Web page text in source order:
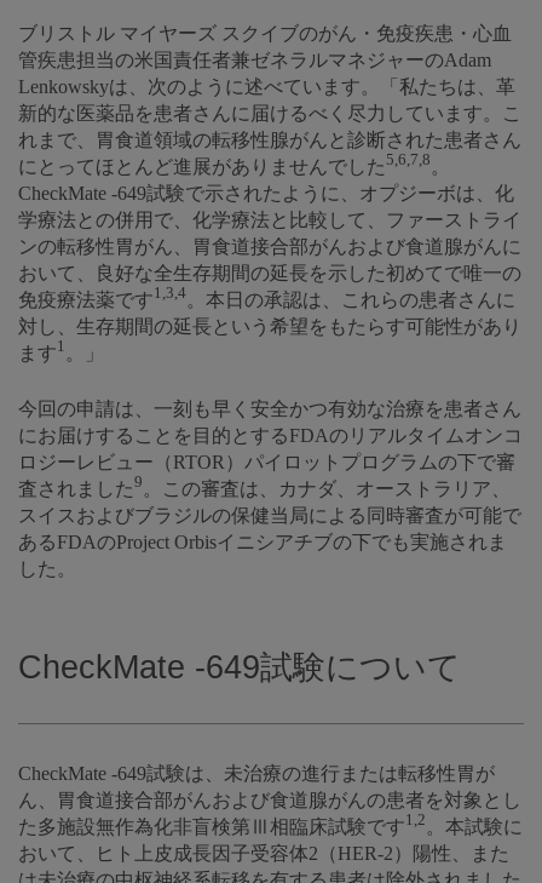
ブリストル マイヤーズ スクイブのがん・免疫疾患・心血
管疾患担当の米国責任者兼ゼネラルマネジャーのAdam
Lenkowskyは、次のように述べています。「私たちは、革
新的な医薬品を患者さんに届けるべく尽力しています。こ
れまで、胃食道領域の転移性腺がんと診断された患者さん
にとってほとんど進展がありませんでした 5,6,7,8 。
CheckMate -649試験で示されたように、オプジーボは、化
学療法との併用で、化学療法と比較して、ファーストライ
ンの転移性胃がん、胃食道接合部がんおよび食道腺がんに
おいて、良好な全生存期間の延長を示した初めてで唯一の
免疫療法薬です1,3,4。本日の承認は、これらの患者さんに
対し、生存期間の延長という希望をもたらす可能性があり
ます1 。」
今回の申請は、一刻も早く安全かつ有効な治療を患者さん
にお届けすることを目的とするFDAのリアルタイムオンコ
ロジーレビュー（RTOR）パイロットプログラムの下で審
査されました9 。この審査は、カナダ、オーストラリア、
スイスおよびブラジルの保健当局による同時審査が可能で
あるFDAのProject Orbisイニシアチブの下でも実施されま
した。
CheckMate -649試験について
CheckMate -649試験は、未治療の進行または転移性胃が
ん、胃食道接合部がんおよび食道腺がんの患者を対象とし
た多施設無作為化非盲検第Ⅲ相臨床試験です1,2 。本試験に
おいて、ヒト上皮成長因子受容体2（HER-2）陽性、また